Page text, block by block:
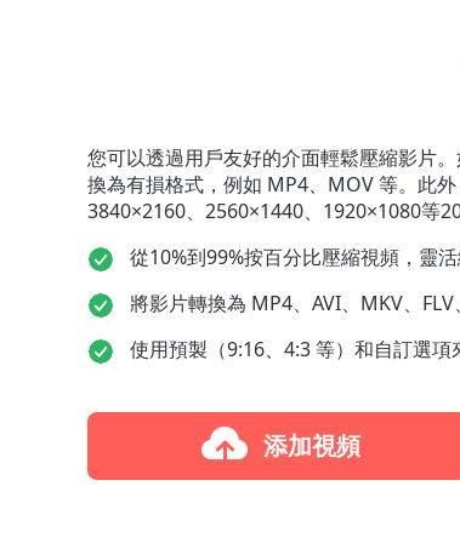
您可以透過用戶友好的介面輕鬆壓縮影片
換為有損格式，例如 MP4、MOV 等。此
3840×2160、2560×1440、1920×1080等20
從10%到99%按百分比壓縮視頻，靈活
將影片轉換為 MP4、AVI、MKV、FLV
使用預製（9:16、4:3 等）和自訂選項
添加視頻